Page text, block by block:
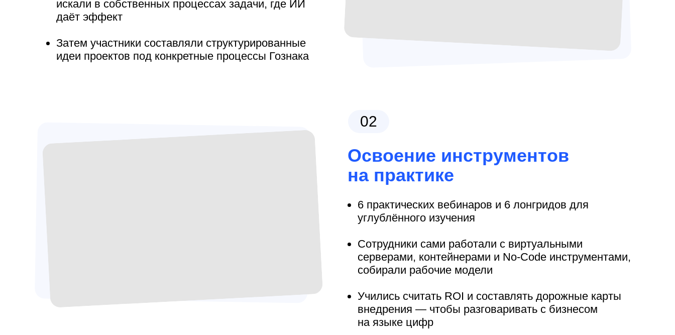
искали в собственных процессах задачи, где ИИ
даёт эффект
Затем участники составляли структурированные
идеи проектов под конкретные процессы Гознака
6 практических вебинаров и 6 лонгридов для
углублённого изучения
Сотрудники сами работали с виртуальными
серверами, контейнерами и No-Code инструментами,
собирали рабочие модели
Учились считать ROI и составлять дорожные карты
внедрения — чтобы разговаривать с бизнесом
на языке цифр
Освоение инструментов
на практике
02